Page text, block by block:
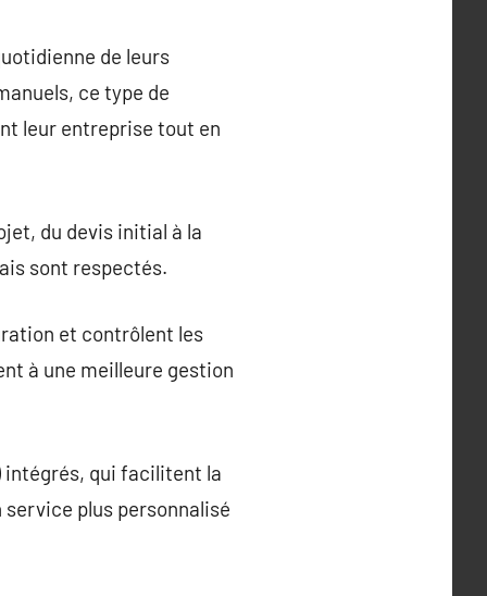
de leurs
ce type de
leur entreprise tout en
du devis initial à la
sont respectés.
et contrôlent les
à une meilleure gestion
intégrés, qui facilitent la
plus personnalisé